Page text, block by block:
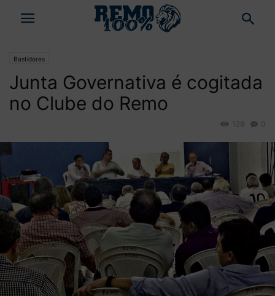
Bastidores
Junta Governativa é cogitada
no Clube do Remo
0
129